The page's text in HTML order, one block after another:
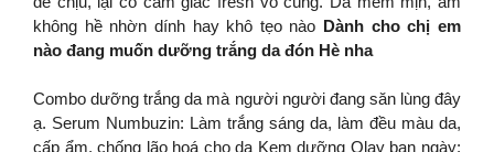
không hề nhờn dính hay khô tẹo nào Dành cho chị em
nào đang muốn dưỡng trắng da đón Hè nha
Combo dưỡng trắng da mà người người đang săn lùng đây
ạ. Serum Numbuzin: Làm trắng sáng da, làm đều màu da,
cấp ẩm, chống lão hoá cho da Kem dưỡng Olay ban ngày: